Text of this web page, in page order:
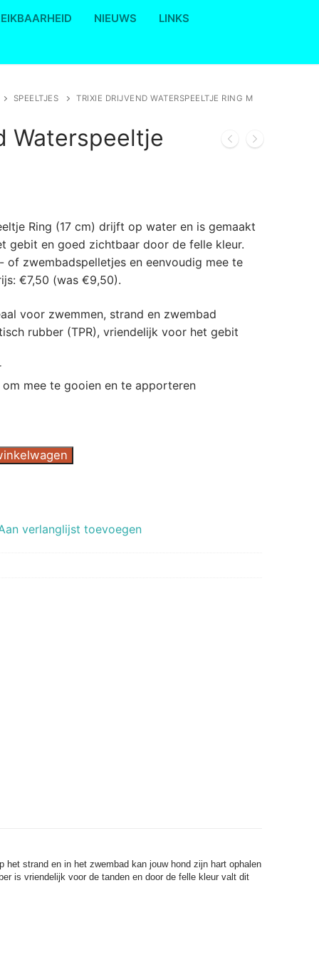
NIEUWS LINKS
SPEELTJES TRIXIE DRIJVEND WATERSPEELTJE RING M
Waterspeeltje
Ring (17 cm) drijft op water en is gemaakt
gebit en goed zichtbaar door de felle kleur.
zwembadspelletjes en eenvoudig mee te
€7,50 (was €9,50).
voor zwemmen, strand en zwembad
rubber (TPR), vriendelijk voor het gebit
mee te gooien en te apporteren
verlanglijst toevoegen
strand en in het zwembad kan jouw hond zijn hart ophalen
is vriendelijk voor de tanden en door de felle kleur valt dit